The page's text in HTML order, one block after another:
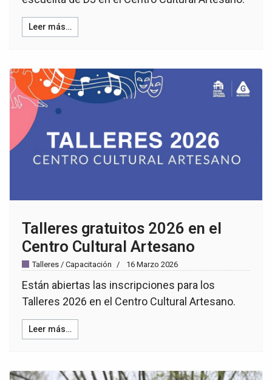
Leer más…
Talleres gratuitos 2026 en el
Centro Cultural Artesano
Talleres / Capacitación 16 Marzo 2026
Están abiertas las inscripciones para los
Talleres 2026 en el Centro Cultural Artesano.
Leer más…